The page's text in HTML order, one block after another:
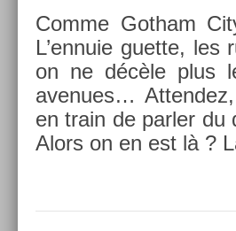
Comme Got­ham
L’en­nuie guet­te,
on ne décèle plus
avenues…
en train de parl­er du
Alors on en est là ?